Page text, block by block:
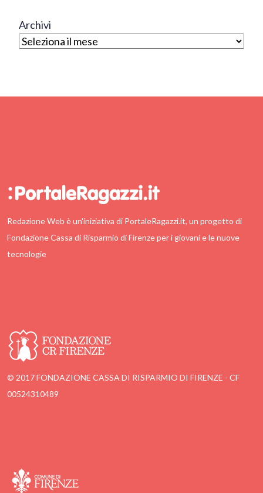
Archivi
Redazione Web è un'iniziativa di PortaleRagazzi.it, un progetto di
Fondazione Cassa di Risparmio di Firenze per i giovani e le nuove
tecnologie
© 2017 FONDAZIONE CASSA DI RISPARMIO DI FIRENZE - CF
00524310489